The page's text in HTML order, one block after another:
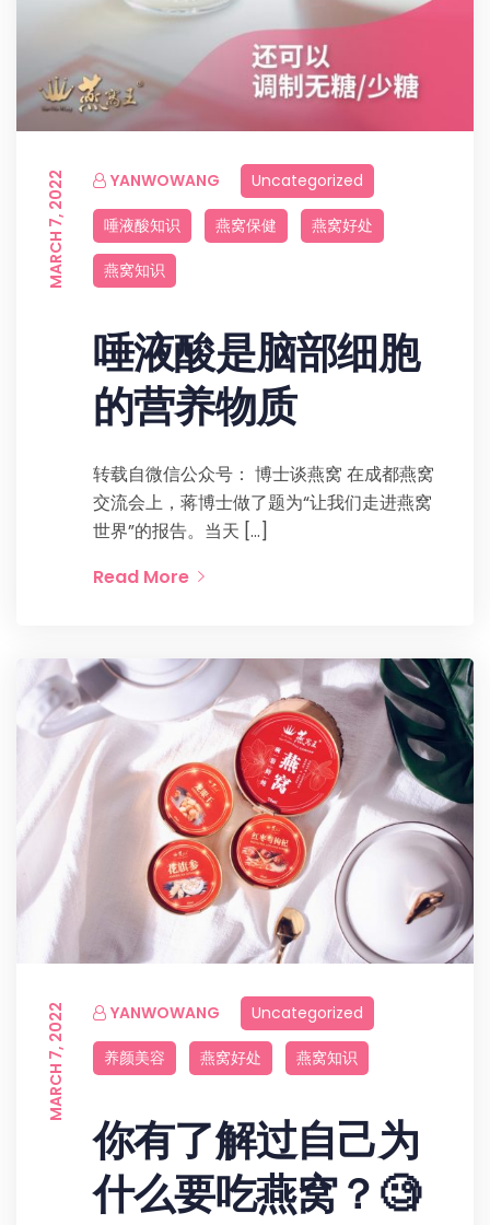
YANWOWANG
MARCH 7, 2022 Uncategorized
唾液酸知识 燕窝保健 燕窝好处
燕窝知识
唾液酸是脑部细胞
的营养物质
转载自微信公众号： 博士谈燕窝 在成都燕窝
交流会上，蒋博士做了题为“让我们走进燕窝
世界”的报告。当天 […]
Read More
YANWOWANG
MARCH 7, 2022 Uncategorized
养颜美容 燕窝好处 燕窝知识
你有了解过自己为
什么要吃燕窝？🧐